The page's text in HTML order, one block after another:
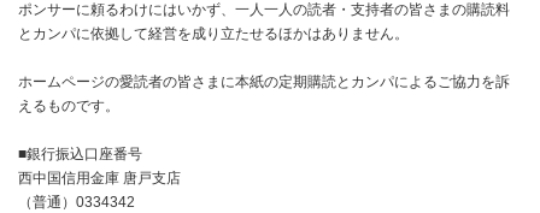
ポンサーに頼るわけにはいかず、一人一人の読者・支持者の皆さまの購読料
とカンパに依拠して経営を成り立たせるほかはありません。
ホームページの愛読者の皆さまに本紙の定期購読とカンパによるご協力を訴
えるものです。
■銀行振込口座番号
西中国信用金庫 唐戸支店
（普通）0334342